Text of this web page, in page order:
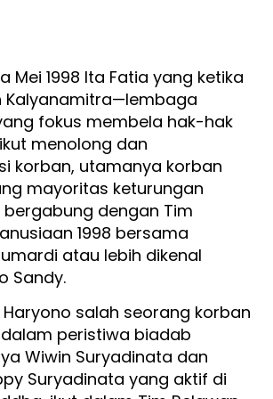
Mei 1998 Ita Fatia yang ketika
Kalyanamitra—lembaga
fokus membela hak-hak
menolong dan
korban, utamanya korban
mayoritas keturungan
bergabung dengan Tim
1998 bersama
atau lebih dikenal
Sandy.
salah seorang korban
peristiwa biadab
Wiwin Suryadinata dan
Suryadinata yang aktif di